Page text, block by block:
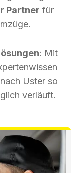
Partner für
: Mit
Uster so
verläuft.